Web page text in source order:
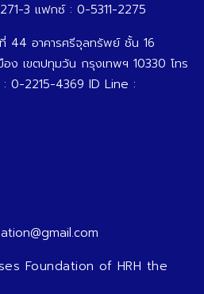
3 แฟกซ์ : 0-5311-2275
44 อาคารศรีจุลทรัพย์ ชั้น 16
อง เขตปทุมวัน กรุงเทพฯ 10330 โทร
0-2215-4369 ID Line :
Foundation of HRH the